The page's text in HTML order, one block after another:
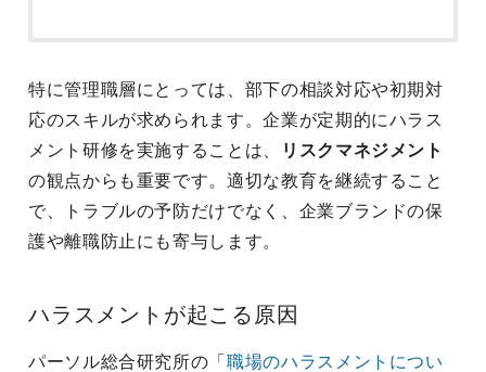
特に管理職層にとっては、部下の相談対応や初期対
応のスキルが求められます。企業が定期的にハラス
メント研修を実施することは、
リスクマネジメント
の観点からも重要です。適切な教育を継続すること
で、トラブルの予防だけでなく、企業ブランドの保
護や離職防止にも寄与します。
ハラスメントが起こる原因
パーソル総合研究所の「職場のハラスメントについ